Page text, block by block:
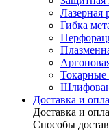
Лазерная
Гибка
Токарные
Доставка и
Доставка и
Способы